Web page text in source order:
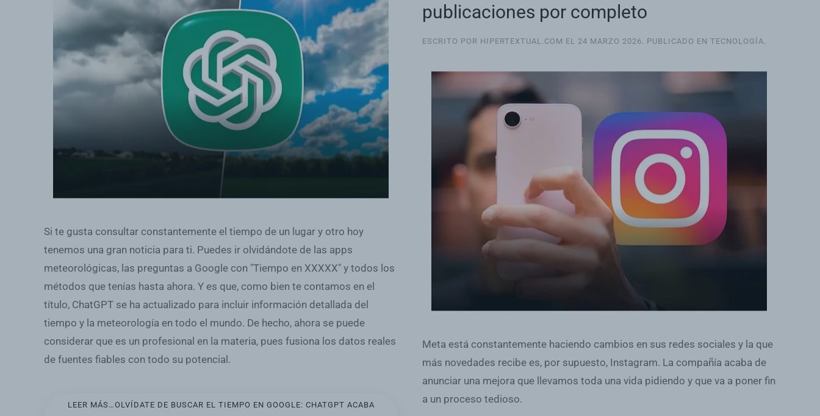
Si te gusta consultar constantemente el tiempo de un lugar y otro hoy
tenemos una gran noticia para ti. Puedes ir olvidándote de las apps
meteorológicas, las preguntas a Google con "Tiempo en XXXXX" y todos los
métodos que tenías hasta ahora. Y es que, como bien te contamos en el
título, ChatGPT se ha actualizado para incluir información detallada del
tiempo y la meteorología en todo el mundo. De hecho, ahora se puede
considerar que es un profesional en la materia, pues fusiona los datos reales
de fuentes fiables con todo su potencial.
LEER MÁS…OLVÍDATE DE BUSCAR EL TIEMPO EN GOOGLE: CHATGPT ACABA
publicaciones por completo
ESCRITO POR HIPERTEXTUAL.COM EL 24 MARZO 2026. PUBLICADO EN TECNOLOGÍA.
Meta está constantemente haciendo cambios en sus redes sociales y la que
más novedades recibe es, por supuesto, Instagram. La compañía acaba de
anunciar una mejora que llevamos toda una vida pidiendo y que va a poner fin
a un proceso tedioso.